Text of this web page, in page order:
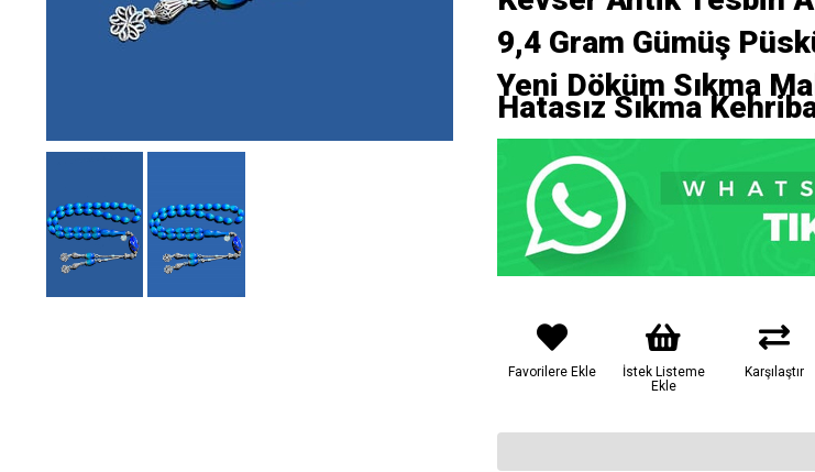
9,4 Gram Gümüş
Yeni Döküm Sıkma
Hatasız Sıkma
Favorilere Ekle
İstek Listeme
Ekle
Karşılaştır